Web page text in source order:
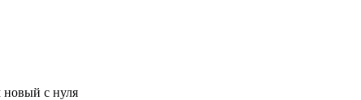
новый с нуля